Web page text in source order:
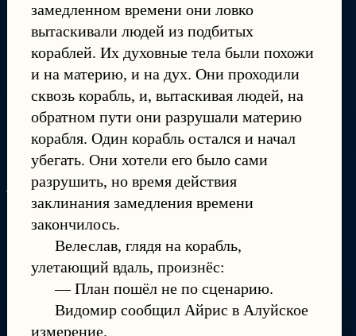
замедленном времени они ловко
вытаскивали людей из подбитых
кораблей. Их духовные тела были похожи
и на материю, и на дух. Они проходили
сквозь корабль, и, вытаскивая людей, на
обратном пути они разрушали материю
корабля. Один корабль остался и начал
убегать. Они хотели его было сами
разрушить, но время действия
заклинания замедления времени
закончилось.
Велеслав, глядя на корабль,
улетающий вдаль, произнёс:
— План пошёл не по сценарию.
Видомир сообщил Айрис в Алуйское
измерение.